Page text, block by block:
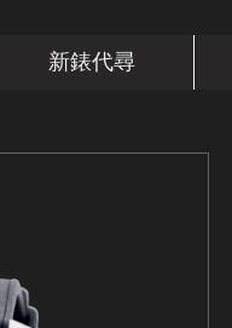
新錶代尋